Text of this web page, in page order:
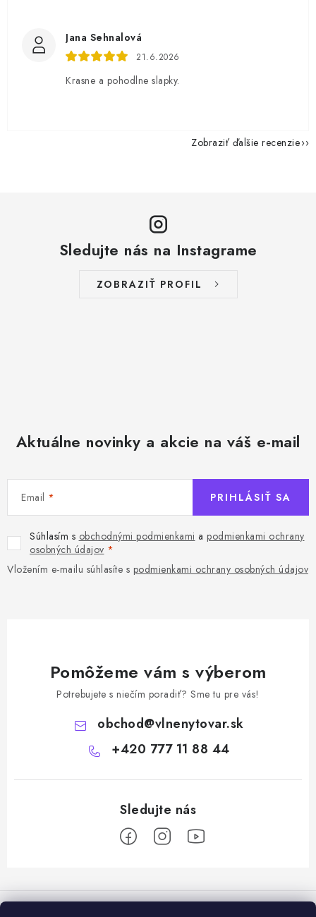
Jana Sehnalová
21.6.2026
Krasne a pohodlne slapky.
Zobraziť ďalšie recenzie
Sledujte nás na Instagrame
ZOBRAZIŤ PROFIL
Aktuálne novinky a akcie na váš e-mail
Email
Súhlasím s obchodnými podmienkami a podmienkami ochrany
osobných údajov
Vložením e-mailu súhlasíte s podmienkami ochrany osobných údajov
PRIHLÁSIŤ SA
Pomôžeme vám s výberom
Potrebujete s niečím poradiť? Sme tu pre vás!
obchod@vlnenytovar.sk
+420 777 11 88 44
á